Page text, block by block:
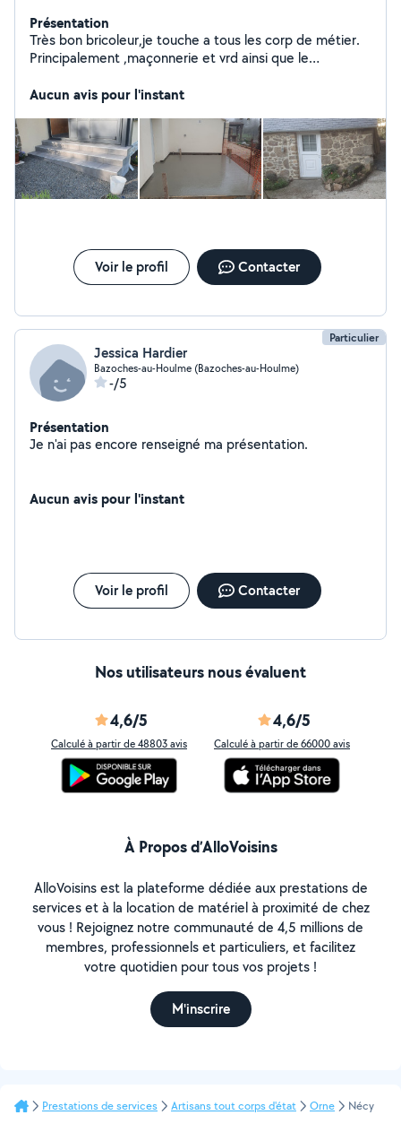
Présentation
Très bon bricoleur,je touche a tous les corp de métier.
Principalement ,maçonnerie et vrd ainsi que le
ouverture est modification d ouverture dans mur
Terrassement, aménagement extérieur et cour, pose
de bordure et pavé, création de réseaux divers... Pose
de carrelages. Placo,bande a joint, peinture... Plusieurs
rénovation complète de maison ,a mon actif.
Aucun avis pour l'instant
Voir le profil Contacter
Particulier
Jessica Hardier
Bazoches-au-Houlme (Bazoches-au-Houlme)
-/5
Présentation
Je n'ai pas encore renseigné ma présentation.
Aucun avis pour l'instant
Voir le profil Contacter
Nos utilisateurs nous évaluent
4,6/5
Calculé à partir de 48803 avis
4,6/5
Calculé à partir de 66000 avis
À Propos d’AlloVoisins
AlloVoisins est la plateforme dédiée aux prestations de
services et à la location de matériel à proximité de chez
vous ! Rejoignez notre communauté de 4,5 millions de
membres, professionnels et particuliers, et facilitez
votre quotidien pour tous vos projets !
M'inscrire
Prestations de services Artisans tout corps d'état Orne Nécy